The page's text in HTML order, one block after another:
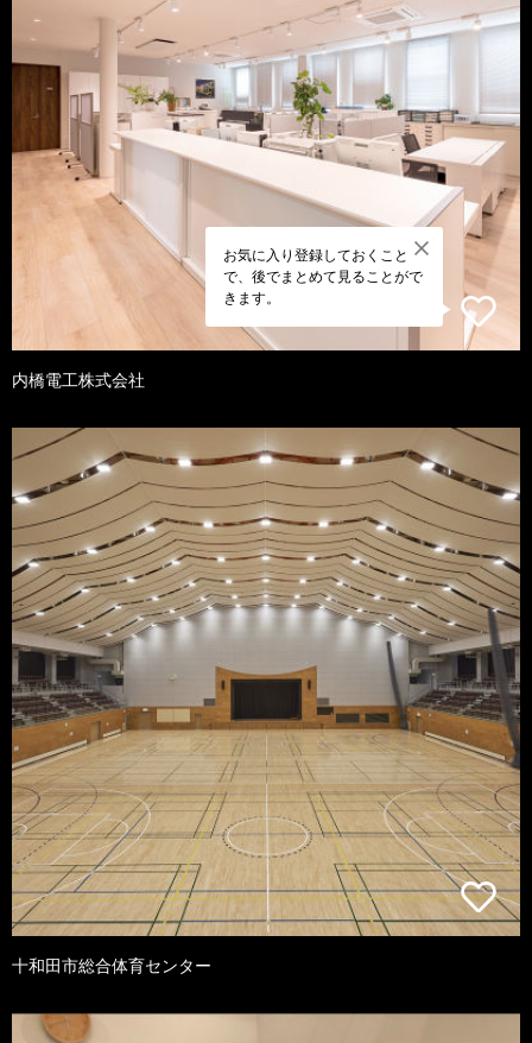
お気に入り登録しておくこと
で、後でまとめて見ることがで
きます。
内橋電工株式会社
十和田市総合体育センター